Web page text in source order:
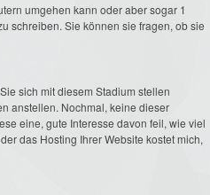
umgehen kann oder aber sogar 1
schreiben. Sie können sie fragen, ob sie
sich mit diesem Stadium stellen
anstellen. Nochmal, keine dieser
eine, gute Interesse davon feil, wie viel
das Hosting Ihrer Website kostet mich,